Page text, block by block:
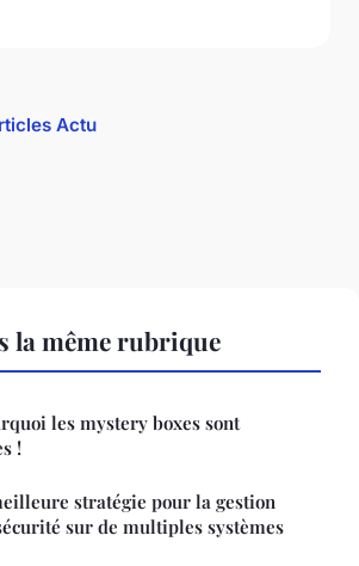
Actu
la même rubrique
les mystery boxes sont
!
stratégie pour la gestion
sur de multiples systèmes